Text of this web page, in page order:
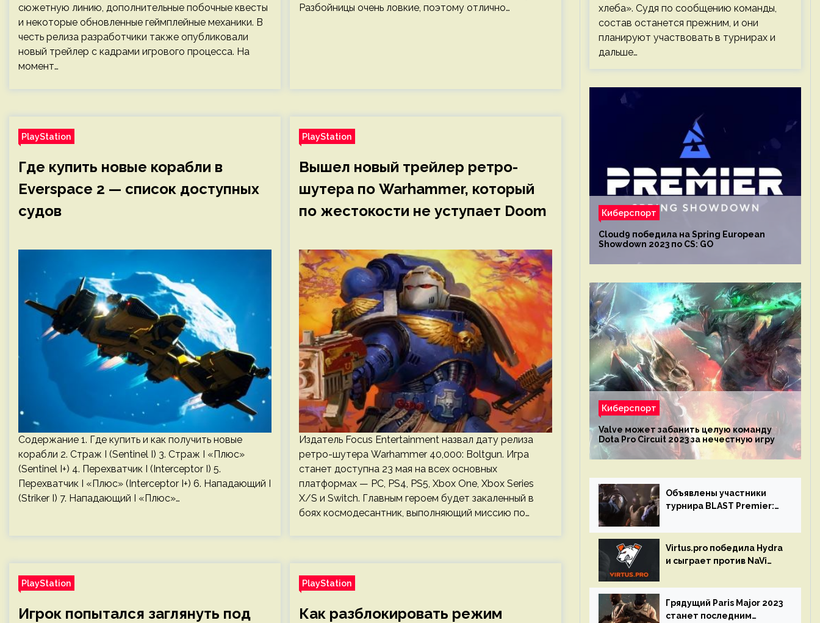
сюжетную линию, дополнительные побочные квесты
и некоторые обновленные геймплейные механики. В
честь релиза разработчики также опубликовали
новый трейлер с кадрами игрового процесса. На
момент…
Разбойницы очень ловкие, поэтому отлично…
PlayStation
Где купить новые корабли в
Everspace 2 — список доступных
судов
Содержание 1. Где купить и как получить новые
корабли 2. Страж I (Sentinel I) 3. Страж I «Плюс»
(Sentinel I+) 4. Перехватчик I (Interceptor I) 5.
Перехватчик I «Плюс» (Interceptor I+) 6. Нападающий I
(Striker I) 7. Нападающий I «Плюс»…
PlayStation
Вышел новый трейлер ретро-
шутера по Warhammer, который
по жестокости не уступает Doom
Издатель Focus Entertainment назвал дату релиза
ретро-шутера Warhammer 40,000: Boltgun. Игра
станет доступна 23 мая на всех основных
платформах — PC, PS4, PS5, Xbox One, Xbox Series
X/S и Switch. Главным героем будет закаленный в
боях космодесантник, выполняющий миссию по…
PlayStation
Игрок попытался заглянуть под
PlayStation
Как разблокировать режим
хлеба». Судя по сообщению команды,
состав останется прежним, и они
планируют участвовать в турнирах и
дальше…
Киберспорт
Cloud9 победила на Spring European
Showdown 2023 по CS: GO
Киберспорт
Valve может забанить целую команду
Dota Pro Circuit 2023 за нечестную игру
Объявлены участники
турнира BLAST Premier:
Virtus.pro победила Hydra
и сыграет против NaVi
Circuit
Грядущий Paris Major 2023
станет последним